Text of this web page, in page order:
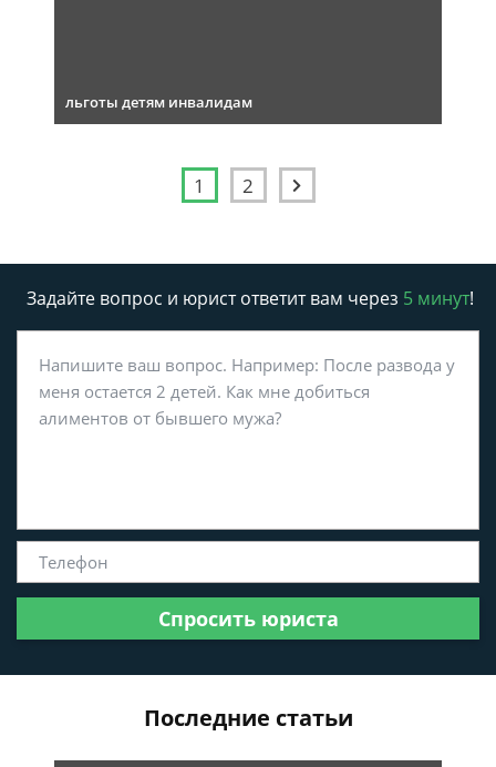
льготы детям инвалидам
1 2
Задайте вопрос и юрист ответит вам через 5 минут!
Спросить юриста
Последние статьи